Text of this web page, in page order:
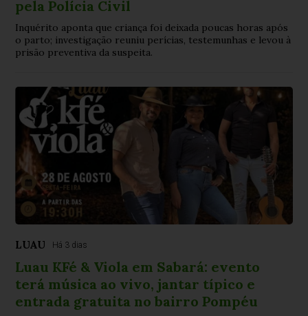
pela Polícia Civil
Inquérito aponta que criança foi deixada poucas horas após
o parto; investigação reuniu perícias, testemunhas e levou à
prisão preventiva da suspeita.
LUAU Há 3 dias
Luau KFé & Viola em Sabará: evento
terá música ao vivo, jantar típico e
entrada gratuita no bairro Pompéu